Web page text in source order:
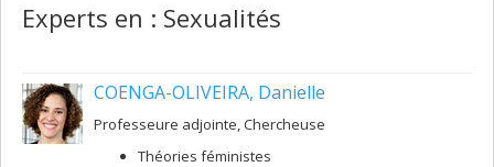
Experts en : Sexualités
COENGA-OLIVEIRA, Danielle
Professeure adjointe, Chercheuse
Théories féministes